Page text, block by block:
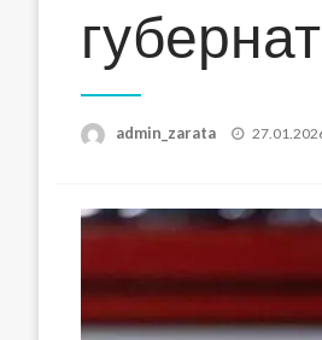
admin_zarata
Posted